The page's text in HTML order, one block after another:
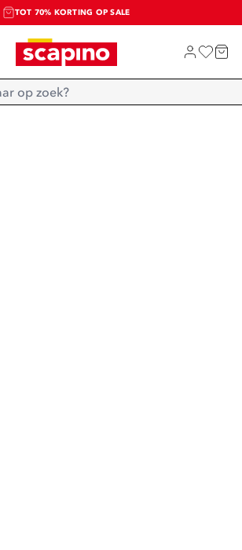
TOT 70% KORTING OP SALE
SALE: LAATSTE KANS!
SHOP NIEUW
Home